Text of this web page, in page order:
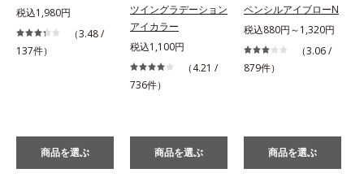
税込1,980円
（3.48 /
137件）
商品を選ぶ
ツイングラデーション
アイカラー
税込1,100円
（4.21 /
736件）
商品を選ぶ
ペンシルアイブローN
税込880円～1,320円
（3.06 /
879件）
商品を選ぶ